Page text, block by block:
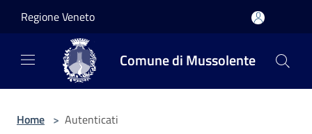
Regione Veneto
Comune di Mussolente
Home > Autenticati